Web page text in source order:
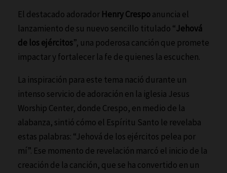
El destacado adorador Henry Crespoanuncia el
lanzamiento de su nuevo sencillo titulado “Jehová
de los ejércitos”, una poderosa canción que promete
impactar y fortalecer la fe de quienes la escuchen.
La inspiración para este tema nació durante un
intenso servicio de adoración en la iglesia Jesus
Worship Center, donde Crespo, en medio de la
alabanza, sintió cómo el Espíritu Santo le revelaba
estas palabras: “Jehová de los ejércitos pelea por
mí”. Ese momento de revelación marcó el inicio de la
creación de la canción, que se ha convertido en un